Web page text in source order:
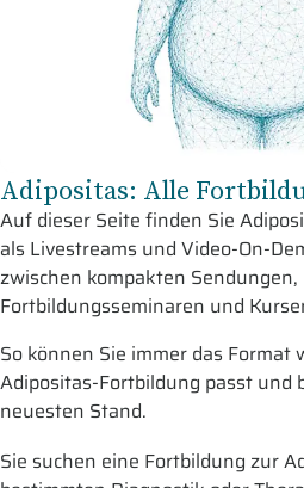
Adipositas: Alle
Auf dieser Seite finden Sie
als Livestreams und Video-On-
zwischen kompakten
Fortbildungsseminaren und
So können Sie immer das Format
Adipositas-Fortbildung passt und
neuesten Stand.
Sie suchen eine Fortbildung zur